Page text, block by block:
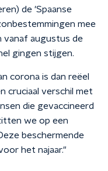
de 'Spaanse
mee
vanaf augustus de
gingen stijgen.
corona is dan reëel
cruciaal verschil met
die gevaccineerd
we op een
beschermende
het najaar."